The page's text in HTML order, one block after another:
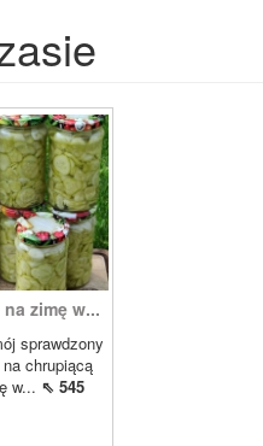
zimę w...
sprawdzony
chrupiącą
w... ⇖ 545